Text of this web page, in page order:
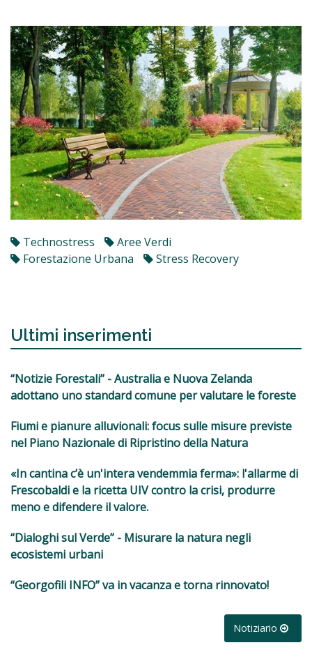
Technostress
Aree Verdi
Forestazione Urbana
Stress Recovery
Ultimi inserimenti
“Notizie Forestali” - Australia e Nuova Zelanda
adottano uno standard comune per valutare le foreste
Fiumi e pianure alluvionali: focus sulle misure previste
nel Piano Nazionale di Ripristino della Natura
«In cantina c’è un'intera vendemmia ferma»: l'allarme di
Frescobaldi e la ricetta UIV contro la crisi, produrre
meno e difendere il valore.
“Dialoghi sul Verde” - Misurare la natura negli
ecosistemi urbani
“Georgofili INFO” va in vacanza e torna rinnovato!
Notiziario